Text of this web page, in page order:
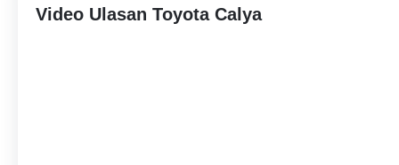
Video Ulasan Toyota Calya